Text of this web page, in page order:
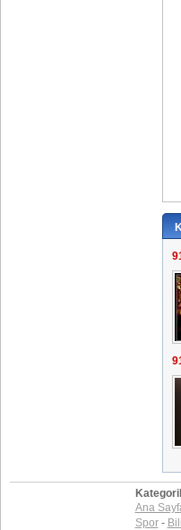
Ana
Spor-